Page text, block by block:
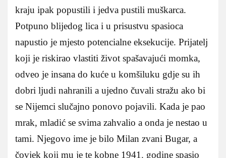
kraju ipak popustili i jedva pustili muškarca.
Potpuno blijedog lica i u prisustvu spasioca
napustio je mjesto potencialne eksekucije. Prijatelj
koji je riskirao vlastiti život spašavajući momka,
odveo je insana do kuće u komšiluku gdje su ih
dobri ljudi nahranili a ujedno čuvali stražu ako bi
se Nijemci slučajno ponovo pojavili. Kada je pao
mrak, mladić se svima zahvalio a onda je nestao u
tami. Njegovo ime je bilo Milan zvani Bugar, a
čovjek koji mu je te kobne 1941. godine spasio